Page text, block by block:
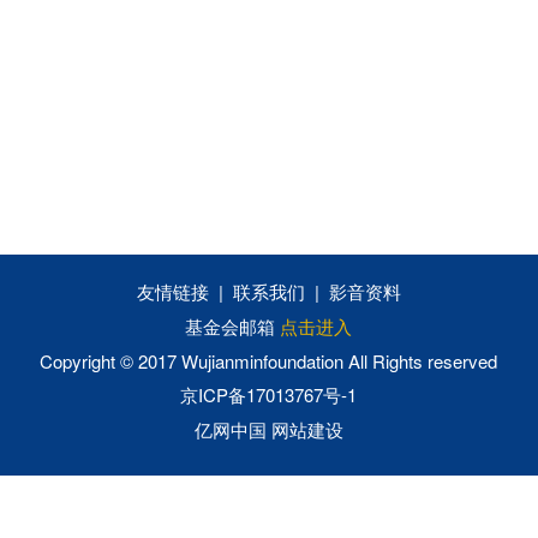
友情链接| 联系我们 | 影音资料
基金会邮箱 点击进入
Copyright © 2017 WujianminfoundationAll Rights reserved
京ICP备17013767号-1
亿网中国 网站建设